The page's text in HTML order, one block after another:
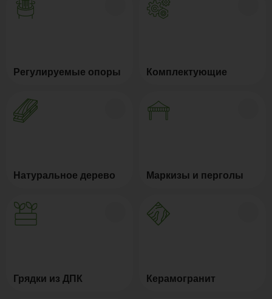
Регулируемые опоры Комплектующие
Натуральное дерево Маркизы и перголы
Грядки из ДПК Керамогранит